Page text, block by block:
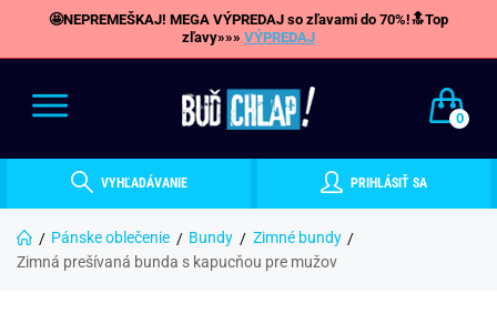
🤩NEPREMEŠKAJ! MEGA VÝPREDAJ so zľavami do 70%!🔝Top
zľavy»»» VÝPREDAJ
0
VYHĽADÁVANIE PRIHLÁSIŤ SA
Pánske oblečenie Bundy
Zimné bundy
Zimná prešívaná bunda s kapucňou pre mužov